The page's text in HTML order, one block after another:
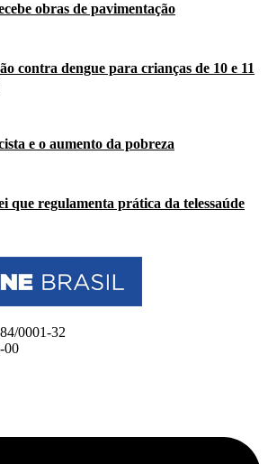
obras de pavimentação
contra dengue para crianças de 10 e 11
e o aumento da pobreza
que regulamenta prática da telessaúde
0001-32
00